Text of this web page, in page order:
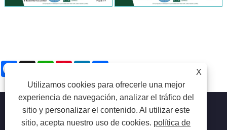
Facebook
X WhatsAppPinterestLinkedIn
X
Utilizamos cookies para ofrecerle una mejor
experiencia de navegación, analizar el tráfico del
sitio y personalizar el contenido. Al utilizar este
sitio, acepta nuestro uso de cookies. política de